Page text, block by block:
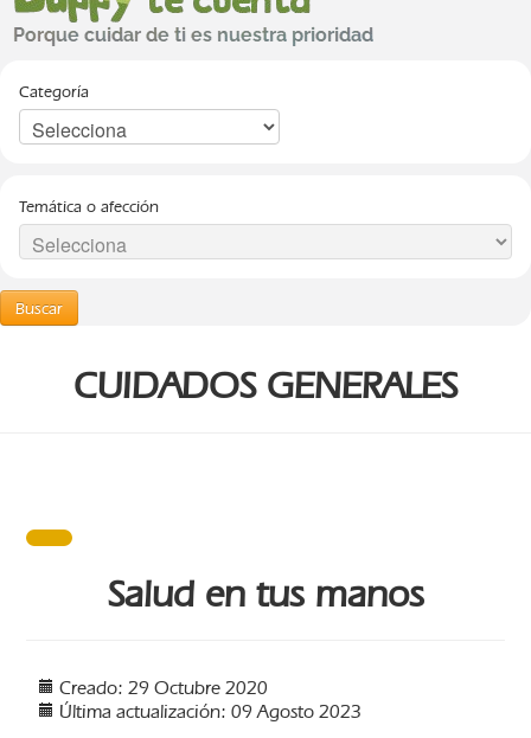
Categoría
Temática o afección
Buscar
CUIDADOS GENERALES
Salud en tus manos
Creado: 29 Octubre 2020
Última actualización: 09 Agosto 2023